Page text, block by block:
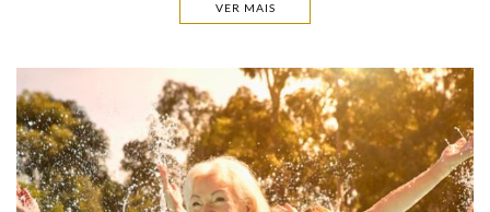
VER MAIS